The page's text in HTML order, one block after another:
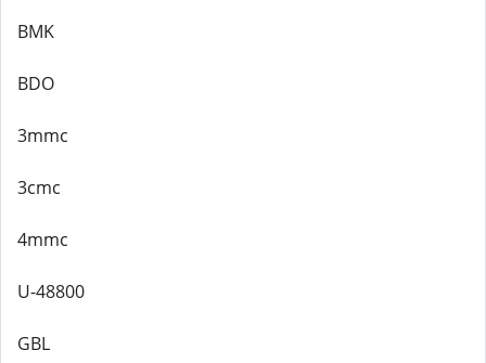
BMK
BDO
3mmc
3cmc
4mmc
U-48800
GBL